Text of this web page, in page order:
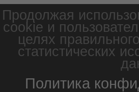
Продолжая
cookie и
целях
статистических
Политика